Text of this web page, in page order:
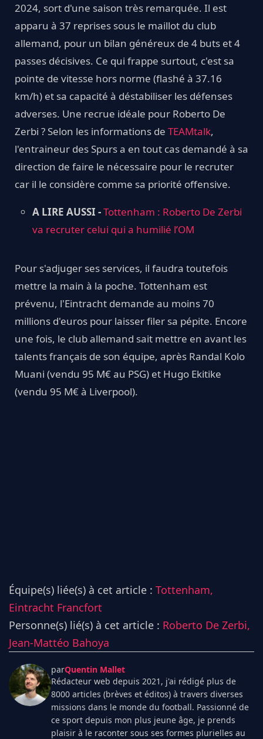
2024, sort d'une saison très remarquée. Il est
apparu à 37 reprises sous le maillot du club
allemand, pour un bilan généreux de 4 buts et 4
passes décisives. Ce qui frappe surtout, c'est sa
pointe de vitesse hors norme (flashé à 37.16
km/h) et sa capacité à déstabiliser les défenses
adverses. Une recrue idéale pour Roberto De
Zerbi ? Selon les informations de TEAMtalk,
l'entraineur des Spurs a en tout cas demandé à sa
direction de faire le nécessaire pour le recruter
car il le considère comme sa priorité offensive.
A LIRE AUSSI -Tottenham : Roberto De Zerbi
va recruter celui qui a humilié l’OM
Pour s'adjuger ses services, il faudra toutefois
mettre la main à la poche. Tottenham est
prévenu, l'Eintracht demande au moins 70
millions d'euros pour laisser filer sa pépite. Encore
une fois, le club allemand sait mettre en avant les
talents français de son équipe, après Randal Kolo
Muani (vendu 95 M€ au PSG) et Hugo Ekitike
(vendu 95 M€ à Liverpool).
Équipe(s) liée(s) à cet article : Tottenham,
Eintracht Francfort
Personne(s) lié(s) à cet article : Roberto De Zerbi,
Jean-Mattéo Bahoya
parQuentin Mallet
Rédacteur web depuis 2021, j'ai rédigé plus de
8000 articles (brèves et éditos) à travers diverses
missions dans le monde du football. Passionné de
ce sport depuis mon plus jeune âge, je prends
plaisir à le raconter sous ses formes plurielles au